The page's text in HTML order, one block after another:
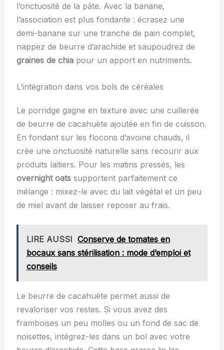
l’onctuosité de la pâte. Avec la banane,
l’association est plus fondante : écrasez une
demi-banane sur une tranche de pain complet,
nappez de beurre d’arachide et saupoudrez de
graines de chiapour un apport en nutriments.
L’intégration dans vos bols de céréales
Le porridge gagne en texture avec une cuillerée
de beurre de cacahuète ajoutée en fin de cuisson.
En fondant sur les flocons d’avoine chauds, il
crée une onctuosité naturelle sans recourir aux
produits laitiers. Pour les matins pressés, les
overnight oatssupportent parfaitement ce
mélange : mixez-le avec du lait végétal et un peu
de miel avant de laisser reposer au frais.
LIRE AUSSI Conserve de tomates en
bocaux sans stérilisation : mode d’emploi et
conseils
Le beurre de cacahuète permet aussi de
revaloriser vos restes. Si vous avez des
framboises un peu molles ou un fond de sac de
noisettes, intégrez-les dans un bol avec votre